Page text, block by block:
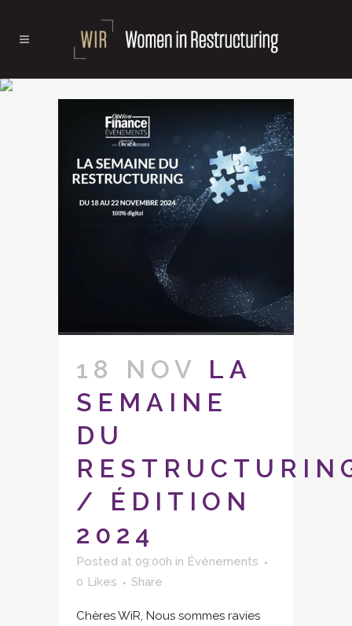
18 NOV
LA
SEMAINE
DU
/ ÉDITION
2024
Posted at 09:00h in Événements
0 Likes Share
Chères WiR, Nous sommes ravies